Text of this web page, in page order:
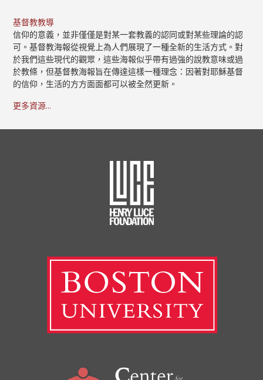
基督教教導
信仰的意義，並非僅僅是對某一套教義的認同或對某些理論的認
可。基督教海報從視覺上為人們展現了一種全新的生活方式。對
於我們這些現代的觀眾，這些海報似乎帶有過強的說教意味或過
於教條，但基督教海報旨在傳達這樣一種理念：因著對耶穌基督
的信仰，生活的方方面面都可以被全然更新。
更多資源...